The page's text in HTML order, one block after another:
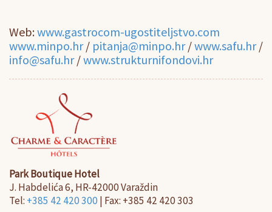
Web:www.gastrocom-ugostiteljstvo.com
www.minpo.hr/ pitanja@minpo.hr/www.safu.hr/
info@safu.hr/www.strukturnifondovi.hr
Park Boutique Hotel
J. Habdelića 6, HR-42000 Varaždin
Tel: +385 42 420 300 | Fax: +385 42 420 303